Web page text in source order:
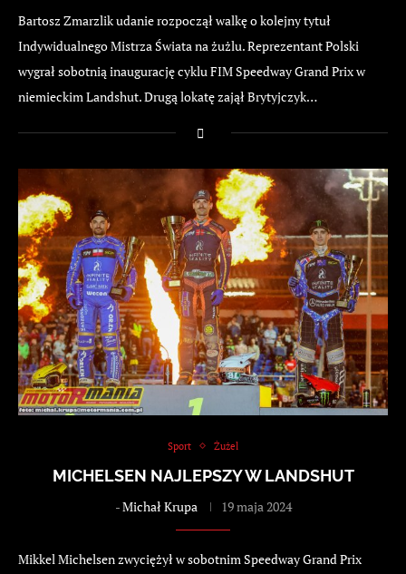
Bartosz Zmarzlik udanie rozpoczął walkę o kolejny tytuł
Indywidualnego Mistrza Świata na żużlu. Reprezentant Polski
wygrał sobotnią inaugurację cyklu FIM Speedway Grand Prix w
niemieckim Landshut. Drugą lokatę zajął Brytyjczyk…
Sport Żużel
MICHELSEN NAJLEPSZY W LANDSHUT
-Michał Krupa 19 maja 2024
Mikkel Michelsen zwyciężył w sobotnim Speedway Grand Prix